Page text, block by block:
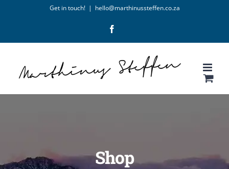
content
Get in touch! | hello@marthinussteffen.co.za
Shop